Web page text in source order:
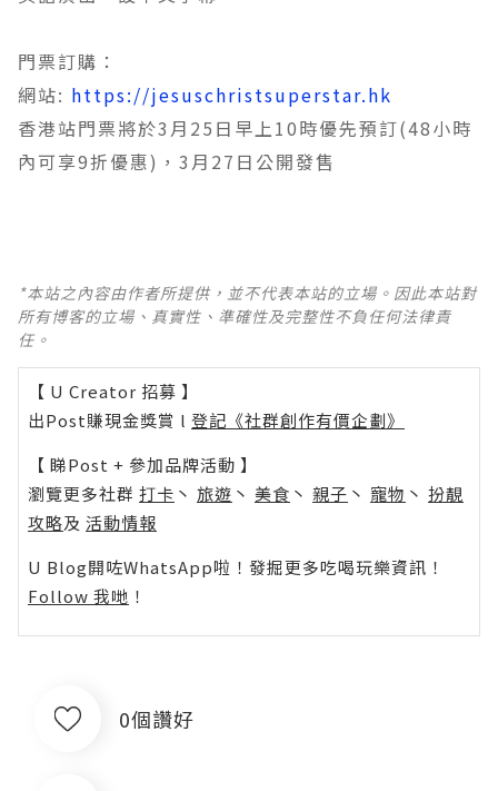
門票訂購：
網站: https://jesuschristsuperstar.hk
香港站門票將於3月25日早上10時優先預訂(48小時
內可享9折優惠)，3月27日公開發售
*本站之內容由作者所提供，並不代表本站的立場。因此本站對
所有博客的立場、真實性、準確性及完整性不負任何法律責
任。
【 U Creator 招募 】
出Post賺現金獎賞 l 登記《社群創作有價企劃》
【 睇Post + 參加品牌活動 】
瀏覽更多社群 打卡 丶 旅遊 丶 美食 丶 親子 丶 寵物 丶 扮靚
攻略及 活動情報
U Blog開咗WhatsApp啦！發掘更多吃喝玩樂資訊！
Follow 我哋 ！
0個讚好